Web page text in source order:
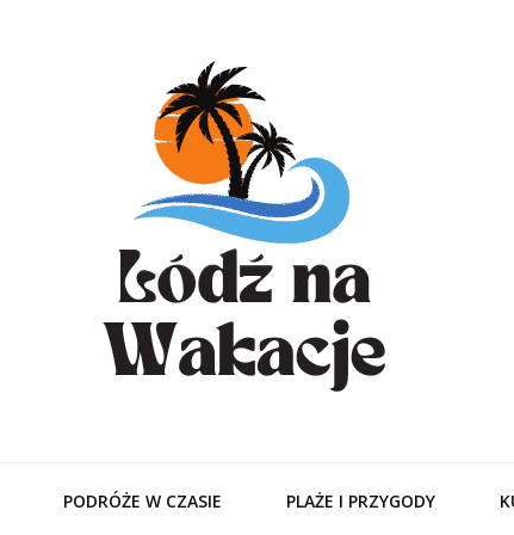
PODRÓŻE W CZASIE PLAŻE I PRZYGODY